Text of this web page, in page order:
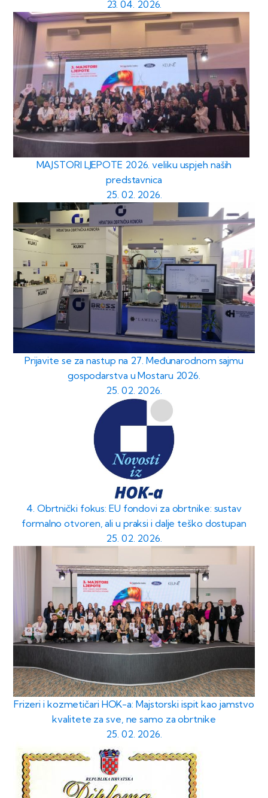
23. 04. 2026.
MAJSTORI LJEPOTE 2026. veliku uspjeh naših
predstavnica
25. 02. 2026.
Prijavite se za nastup na 27. Međunarodnom sajmu
gospodarstva u Mostaru 2026.
25. 02. 2026.
4. Obrtnički fokus: EU fondovi za obrtnike: sustav
formalno otvoren, ali u praksi i dalje teško dostupan
25. 02. 2026.
Frizeri i kozmetičari HOK-a: Majstorski ispit kao jamstvo
kvalitete za sve, ne samo za obrtnike
25. 02. 2026.